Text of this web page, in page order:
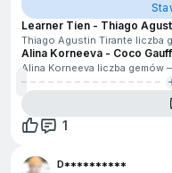
Learner Tien - Thiago
Thiago Agustin Tirante liczba
Alina Korneeva - Coco Gauff
Alina Korneeva liczba gemów
1
D**********